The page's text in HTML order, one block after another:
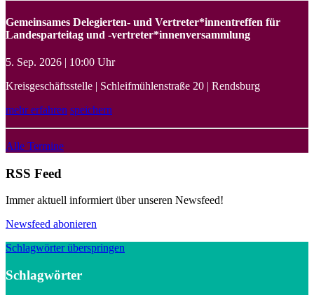
Gemeinsames Delegierten- und Vertreter*innentreffen für
Landesparteitag und -vertreter*innenversammlung
5. Sep. 2026 | 10:00 Uhr
Kreisgeschäftsstelle | Schleifmühlenstraße 20 | Rendsburg
mehr erfahren speichern
Alle Termine
RSS Feed
Immer aktuell informiert über unseren Newsfeed!
Newsfeed abonieren
Schlagwörter überspringen
Schlagwörter